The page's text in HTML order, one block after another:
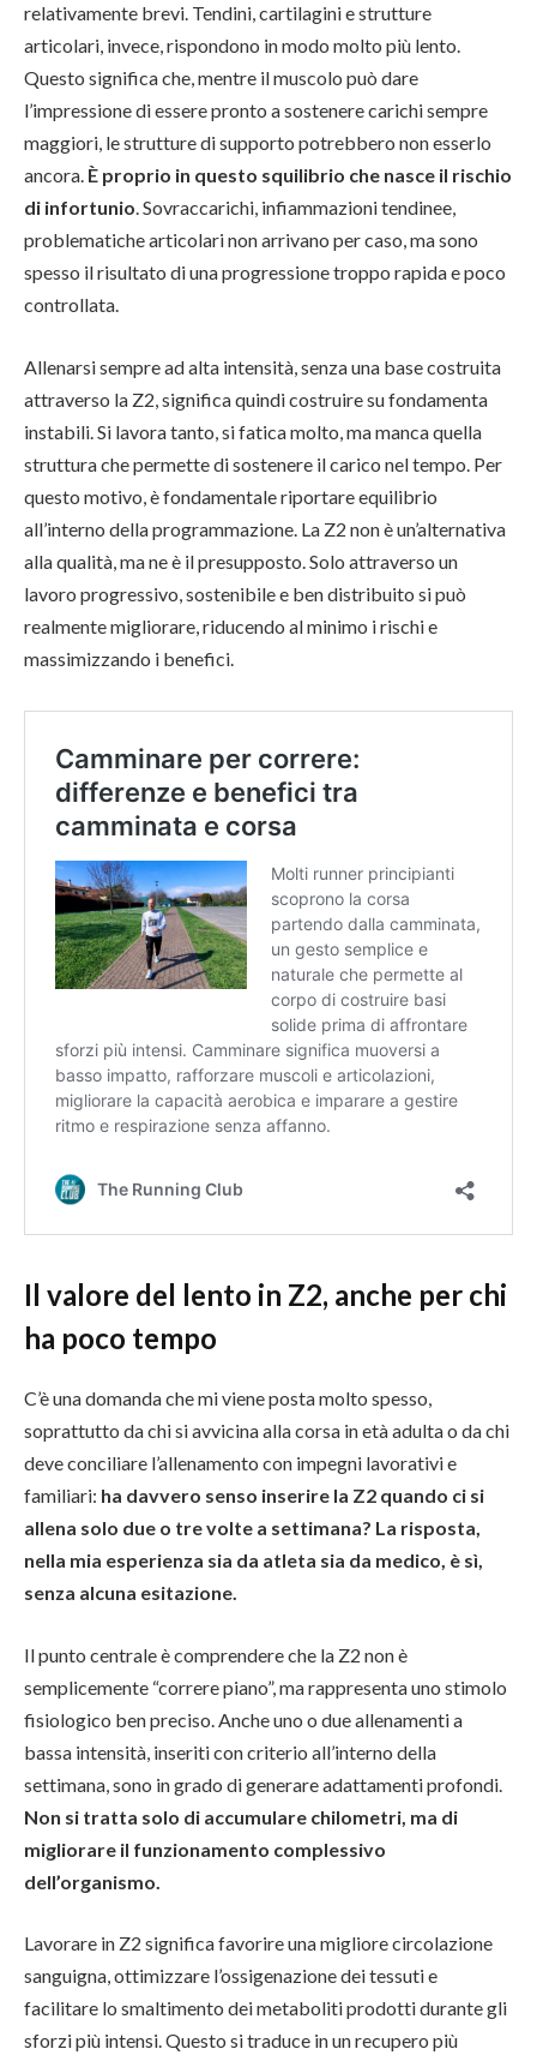
relativamente brevi. Tendini, cartilagini e strutture
articolari, invece, rispondono in modo molto più lento.
Questo significa che, mentre il muscolo può dare
l’impressione di essere pronto a sostenere carichi sempre
maggiori, le strutture di supporto potrebbero non esserlo
ancora. È proprio in questo squilibrio che nasce il rischio
di infortunio. Sovraccarichi, infiammazioni tendinee,
problematiche articolari non arrivano per caso, ma sono
spesso il risultato di una progressione troppo rapida e poco
controllata.
Allenarsi sempre ad alta intensità, senza una base costruita
attraverso la Z2, significa quindi costruire su fondamenta
instabili. Si lavora tanto, si fatica molto, ma manca quella
struttura che permette di sostenere il carico nel tempo. Per
questo motivo, è fondamentale riportare equilibrio
all’interno della programmazione. La Z2 non è un’alternativa
alla qualità, ma ne è il presupposto. Solo attraverso un
lavoro progressivo, sostenibile e ben distribuito si può
realmente migliorare, riducendo al minimo i rischi e
massimizzando i benefici.
Il valore del lento in Z2, anche per chi
ha poco tempo
C’è una domanda che mi viene posta molto spesso,
soprattutto da chi si avvicina alla corsa in età adulta o da chi
deve conciliare l’allenamento con impegni lavorativi e
familiari: ha davvero senso inserire la Z2 quando ci si
allena solo due o tre volte a settimana? La risposta,
nella mia esperienza sia da atleta sia da medico, è sì,
senza alcuna esitazione.
Il punto centrale è comprendere che la Z2 non è
semplicemente “correre piano”, ma rappresenta uno stimolo
fisiologico ben preciso. Anche uno o due allenamenti a
bassa intensità, inseriti con criterio all’interno della
settimana, sono in grado di generare adattamenti profondi.
Non si tratta solo di accumulare chilometri, ma di
migliorare il funzionamento complessivo
dell’organismo.
Lavorare in Z2 significa favorire una migliore circolazione
sanguigna, ottimizzare l’ossigenazione dei tessuti e
facilitare lo smaltimento dei metaboliti prodotti durante gli
sforzi più intensi. Questo si traduce in un recupero più